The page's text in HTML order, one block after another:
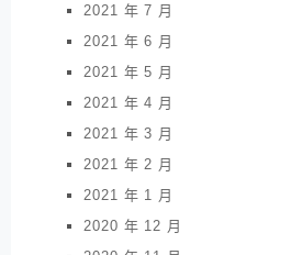
2021 年 7 月
2021 年 6 月
2021 年 5 月
2021 年 4 月
2021 年 3 月
2021 年 2 月
2021 年 1 月
2020 年 12 月